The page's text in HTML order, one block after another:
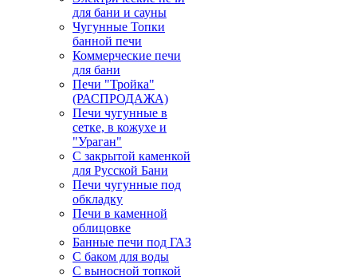
для бани и сауны
Чугунные Топки
банной печи
Коммерческие печи
для бани
Печи "Тройка"
(РАСПРОДАЖА)
Печи чугунные в
сетке, в кожухе и
"Ураган"
С закрытой каменкой
для Русской Бани
Печи чугунные под
обкладку
Печи в каменной
облицовке
Банные печи под ГАЗ
С баком для воды
С выносной топкой